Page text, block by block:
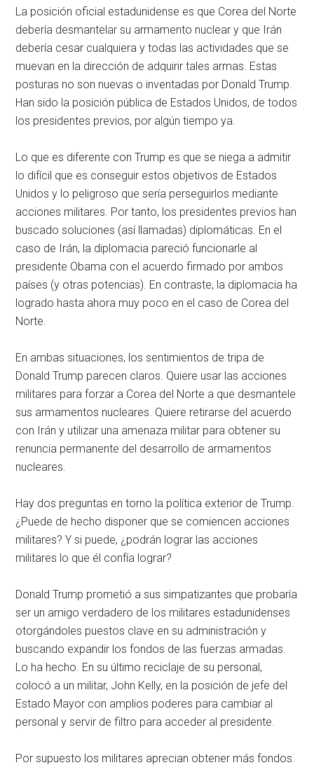
La posición oficial estadunidense es que Corea del Norte
debería desmantelar su armamento nuclear y que Irán
debería cesar cualquiera y todas las actividades que se
muevan en la dirección de adquirir tales armas. Estas
posturas no son nuevas o inventadas por Donald Trump.
Han sido la posición pública de Estados Unidos, de todos
los presidentes previos, por algún tiempo ya.
Lo que es diferente con Trump es que se niega a admitir
lo difícil que es conseguir estos objetivos de Estados
Unidos y lo peligroso que sería perseguirlos mediante
acciones militares. Por tanto, los presidentes previos han
buscado soluciones (así llamadas) diplomáticas. En el
caso de Irán, la diplomacia pareció funcionarle al
presidente Obama con el acuerdo firmado por ambos
países (y otras potencias). En contraste, la diplomacia ha
logrado hasta ahora muy poco en el caso de Corea del
Norte.
En ambas situaciones, los sentimientos de tripa de
Donald Trump parecen claros. Quiere usar las acciones
militares para forzar a Corea del Norte a que desmantele
sus armamentos nucleares. Quiere retirarse del acuerdo
con Irán y utilizar una amenaza militar para obtener su
renuncia permanente del desarrollo de armamentos
nucleares.
Hay dos preguntas en torno la política exterior de Trump.
¿Puede de hecho disponer que se comiencen acciones
militares? Y si puede, ¿podrán lograr las acciones
militares lo que él confía lograr?
Donald Trump prometió a sus simpatizantes que probaría
ser un amigo verdadero de los militares estadunidenses
otorgándoles puestos clave en su administración y
buscando expandir los fondos de las fuerzas armadas.
Lo ha hecho. En su último reciclaje de su personal,
colocó a un militar, John Kelly, en la posición de jefe del
Estado Mayor con amplios poderes para cambiar al
personal y servir de filtro para acceder al presidente.
Por supuesto los militares aprecian obtener más fondos.